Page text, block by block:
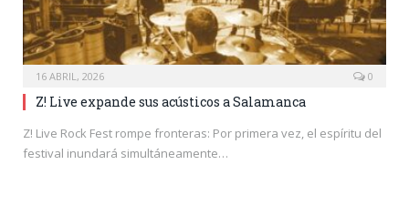
16 ABRIL, 2026 0
Z! Live expande sus acústicos a Salamanca
Z! Live Rock Fest rompe fronteras: Por primera vez, el espíritu del
festival inundará simultáneamente…